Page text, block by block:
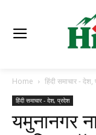
Home हिंदी समाचार -
हिंदी समाचार - देश, प्रदेश
यमुनानगर